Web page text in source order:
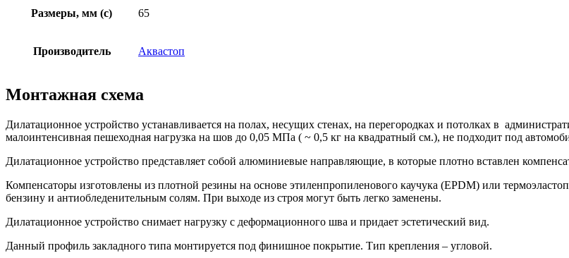
Размеры, мм (c) 65
Производитель Аквастоп
Монтажная схема
Дилатационное устройство устанавливается на полах, несущих стенах, на перегородках и потолках в
малоинтенсивная пешеходная нагрузка на шов до 0,05 МПа ( ~ 0,5 кг на квадратный см.), не подходит под
Дилатационное устройство представляет собой алюминиевые направляющие, в которые плотно вставлен
Компенсаторы изготовлены из плотной резины на основе этиленпропиленового каучука (EPDM) или
бензину и антиобледенительным солям. При выходе из строя могут быть легко заменены.
Дилатационное устройство снимает нагрузку с деформационного шва и придает эстетический вид.
Данный профиль закладного типа монтируется под финишное покрытие. Тип крепления – угловой.